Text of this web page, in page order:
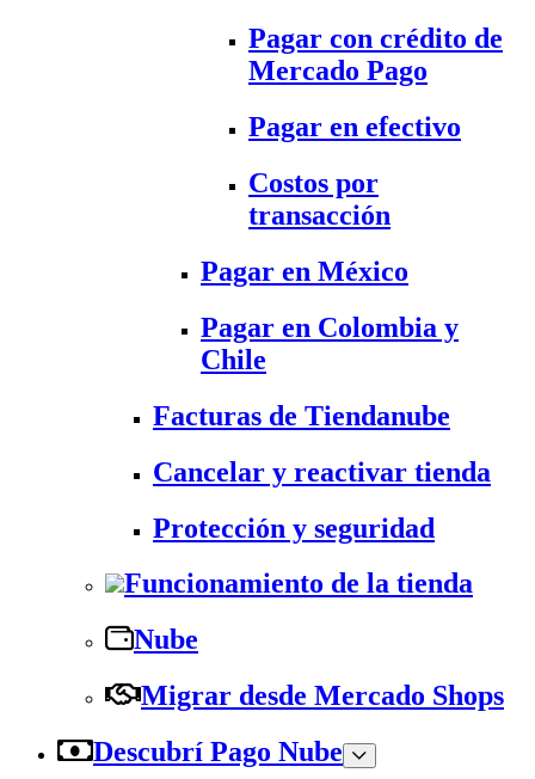
Pagar con crédito de
Mercado Pago
Pagar en efectivo
Costos por
transacción
Pagar en México
Pagar en Colombia y
Chile
Facturas de Tiendanube
Cancelar y reactivar tienda
Protección y seguridad
Funcionamiento de la tienda
Nube
Migrar desde Mercado Shops
Descubrí Pago Nube